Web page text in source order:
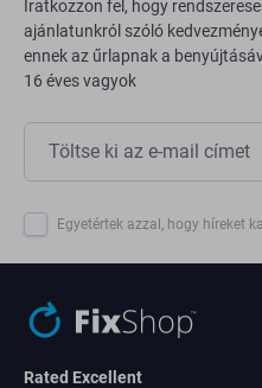
Iratkozzon fel, hogy
ajánlatunkról szóló
ennek az űrlapnak a
16 éves vagyok
Egyetértek azzal, hogy híreket
Rated Excellent